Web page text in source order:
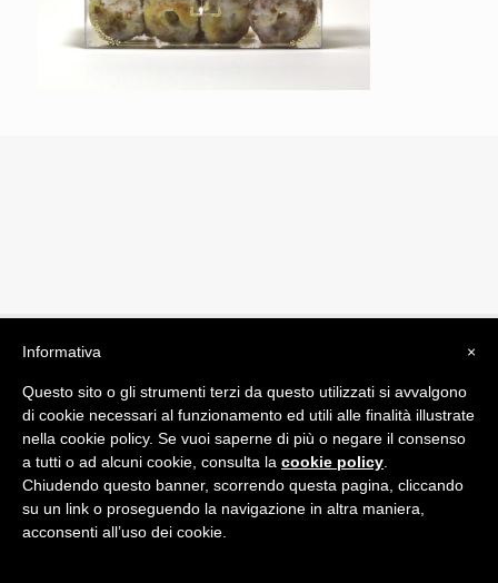
© 2019 Drogheria Gilberto. All Rights Reserved. Powered
Comunicatori su Misura srl
Termini e Condizioni di Vendita - Terms and Conditions
ITA:
ENG:
×
Informativa
Questo sito o gli strumenti terzi da questo utilizzati si avvalgono
di cookie necessari al funzionamento ed utili alle finalità illustrate
nella cookie policy. Se vuoi saperne di più o negare il consenso
a tutti o ad alcuni cookie, consulta la cookie policy
Chiudendo questo banner, scorrendo questa pagina, cliccando
su un link o proseguendo la navigazione in altra maniera,
acconsenti all’uso dei cookie.